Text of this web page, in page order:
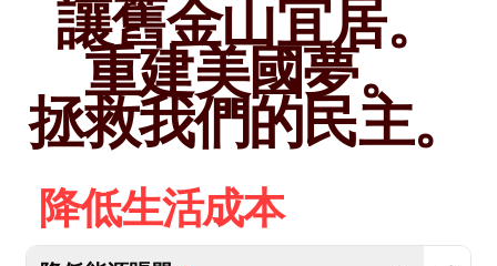
讓舊金山宜居。
重建美國夢。
拯救我們的民主。
降低生活成本